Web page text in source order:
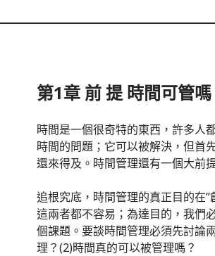
第1章 前 提 時間可管嗎
時間是一個很奇特的東西，許多人
時間的問題；它可以被解決，但首
還來得及。時間管理還有一個大前
追根究底，時間管理的真正目的在”
這兩者都不容易；為達目的，我們
個課題。要談時間管理必須先討論
理？(2)時間真的可以被管理嗎？